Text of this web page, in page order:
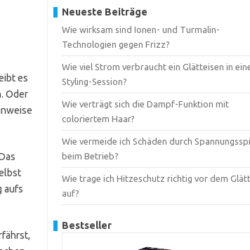
es
Oder
aufs
Neueste Beiträge
Wie wirksam sind Ionen- und Turmalin-
Technologien gegen Frizz?
Wie viel Strom verbraucht ein Glätteisen in
Styling-Session?
Wie verträgt sich die Dampf-Funktion mit
coloriertem Haar?
Wie vermeide ich Schäden durch
beim Betrieb?
Wie trage ich Hitzeschutz richtig vor dem
auf?
Bestseller